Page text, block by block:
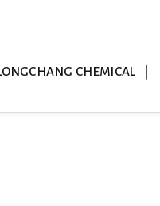
CHEMICAL